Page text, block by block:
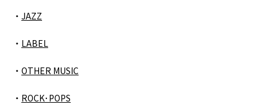
JAZZ
LABEL
OTHER MUSIC
ROCK･POPS